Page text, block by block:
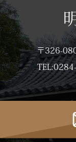
〒326-